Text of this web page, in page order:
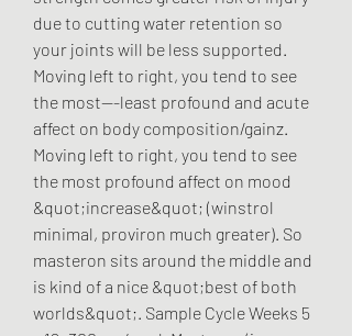
due to cutting water retention so
your joints will be less supported.
Moving left to right, you tend to see
the most---least profound and acute
affect on body composition/gainz.
Moving left to right, you tend to see
the most profound affect on mood
&quot;increase&quot; (winstrol
minimal, proviron much greater). So
masteron sits around the middle and
is kind of a nice &quot;best of both
worlds&quot;. Sample Cycle Weeks 5